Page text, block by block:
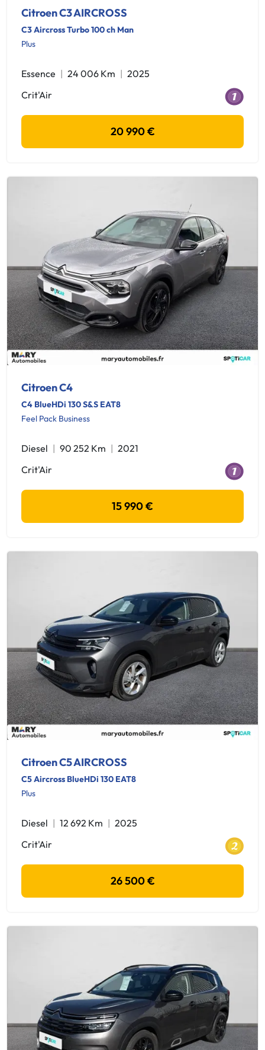
Citroen C3 AIRCROSS
C3 Aircross Turbo 100 ch Man
Plus
Essence 24 006 Km
2025
Crit'Air
20 990 €
Citroen C4
C4 BlueHDi 130 S&S EAT8
Feel Pack Business
Diesel 90 252 Km
2021
Crit'Air
15 990 €
Citroen C5 AIRCROSS
C5 Aircross BlueHDi 130 EAT8
Plus
Diesel 12 692 Km
2025
Crit'Air
26 500 €